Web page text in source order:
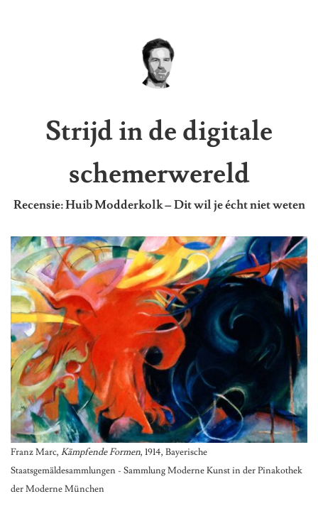
Strijd in de digitale
schemerwereld
Recensie: Huib Modderkolk – Dit wil je écht niet weten
Franz Marc, Kämpfende Formen, 1914, Bayerische
Staatsgemäldesammlungen - Sammlung Moderne Kunst in der Pinakothek
der Moderne München